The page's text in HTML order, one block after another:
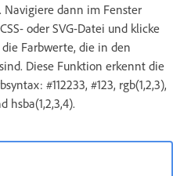
Navigiere dann im Fenster
oder SVG-Datei und klicke
die Farbwerte, die in den
Diese Funktion erkennt die
#112233, #123, rgb(1,2,3),
hsba(1,2,3,4).